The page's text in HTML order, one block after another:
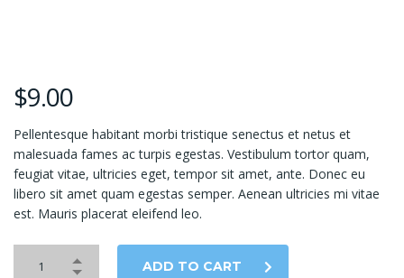
$9.00
Pellentesque habitant morbi tristique senectus et netus et
malesuada fames ac turpis egestas. Vestibulum tortor quam,
feugiat vitae, ultricies eget, tempor sit amet, ante. Donec eu
libero sit amet quam egestas semper. Aenean ultricies mi vitae
est. Mauris placerat eleifend leo.
ADD TO CART